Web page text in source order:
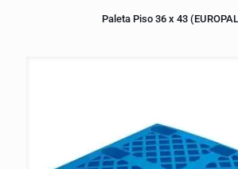
Paleta Piso 36 x 43